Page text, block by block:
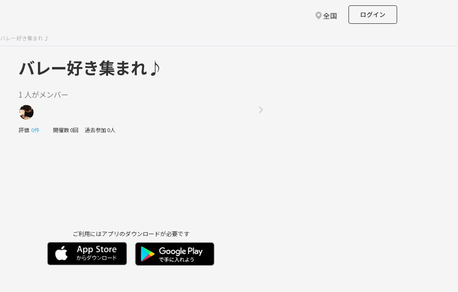
全国 ログイン
バレー好き集まれ♪
バレー好き集まれ♪
1 人がメンバー
評価 0件 開催数 0回 過去参加 0人
ご利用にはアプリのダウンロードが必要です